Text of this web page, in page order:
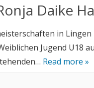
ERGEBNISSEDaike
in
Jugend U18
Read more »